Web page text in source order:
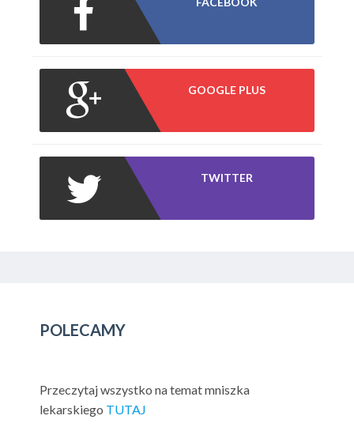
GOOGLE PLUS
TWITTER
POLECAMY
Przeczytaj wszystko na temat mniszka
lekarskiego TUTAJ